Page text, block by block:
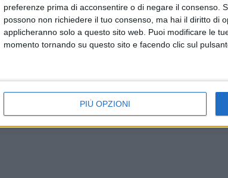
preferenze prima di acconsentire o di negare il consenso.
possono non richiedere il tuo consenso, ma hai il diritto di
applicheranno solo a questo sito web. Puoi modificare le
momento tornando su questo sito e facendo clic sul
PIÙ OPZIONI
CONFRATERNITA DI MISERICORDIA DI BARLETTA
Speciale Coronavirus
2109 CONTENUTI